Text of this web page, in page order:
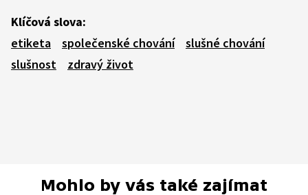
Klíčová slova:
etiketa
společenské chování
slušné chování
slušnost
zdravý život
Mohlo by vás také zajímat